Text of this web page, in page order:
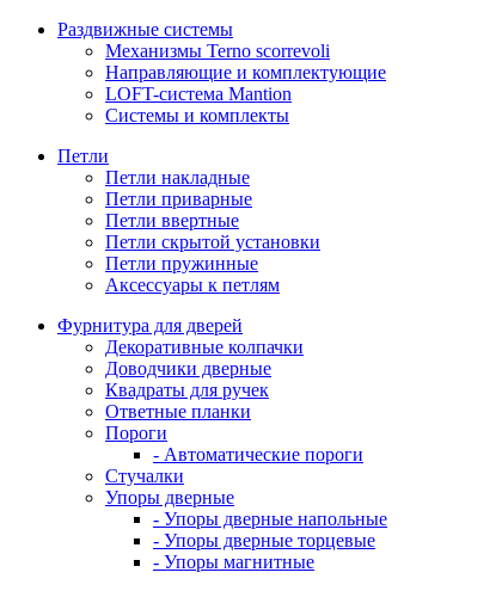
Раздвижные системы
Механизмы Terno scorrevoli
Направляющие и комплектующие
LOFT-cистема Mantion
Системы и комплекты
Петли
Петли накладные
Петли приварные
Петли ввертные
Петли скрытой установки
Петли пружинные
Аксессуары к петлям
Фурнитура для дверей
Декоративные колпачки
Доводчики дверные
Квадраты для ручек
Ответные планки
Пороги
- Автоматические пороги
Стучалки
Упоры дверные
- Упоры дверные напольные
- Упоры дверные торцевые
- Упоры магнитные